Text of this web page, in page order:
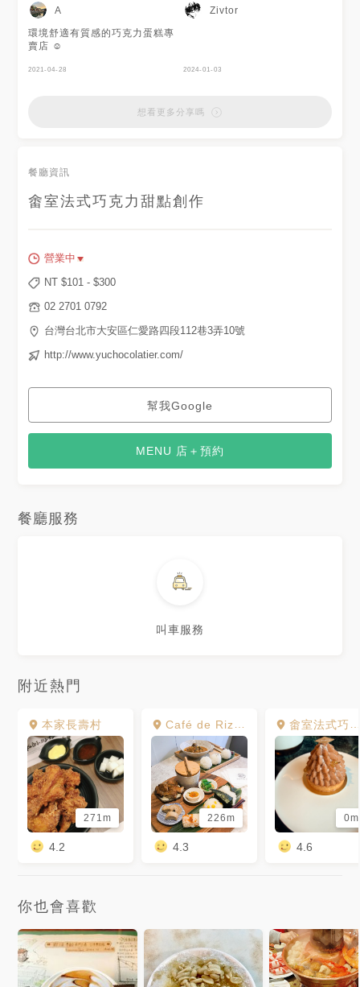
A
環境舒適有質感的巧克力蛋糕專
賣店 ☺️
2021-04-28
Zivtor
2024-01-03
想看更多分享嗎
餐廳資訊
畬室法式巧克力甜點創作
營業中
NT $101 - $300
02 2701 0792
台灣台北市大安區仁愛路四段112巷3弄10號
http://www.yuchocolatier.com/
幫我Google
MENU 店＋預約
餐廳服務
叫車服務
附近熱門
本家長壽村
271m
4.2
Café de Riz 米販咖啡
226m
4.3
畬室法式巧克力甜點創作
0m
4.6
你也會喜歡